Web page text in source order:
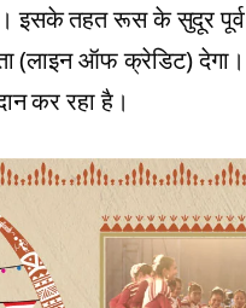
इसके तहत रूस के सुदूर पूर्व
(लाइन ऑफ क्रेडिट) देगा।
कर रहा है।